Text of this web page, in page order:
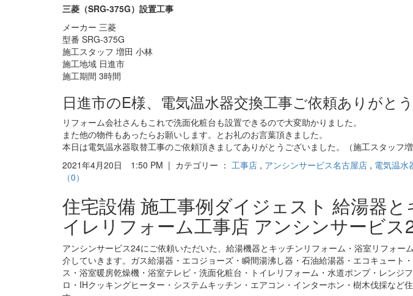
三菱（SRG-375G）設置工事
メーカー 三菱
型番 SRG-375G
施工スタッフ 増田 小林
施工地域 日進市
施工期間 3時間
日進市のE様、電気温水器交換工事ご依頼ありがと
リフォーム会社さんもこれで洗面化粧台も設置できるので大変助かりました。
また他の物件もあったらお願いします。とお礼のお言葉頂きました。
本日は電気温水器取替工事のご依頼頂きましてありがとうございました。（施工スタッフ増
2021年4月20日 1:50 PM | カテゴリー ： 工事店 , アンシンサービス名古屋店 , 電気温水
（0）
住宅設備 施工事例ダイジェスト 給湯器と
イレリフォーム工事店 アンシンサービス
アンシンサービス24にご依頼いただいた、給湯機器とキッチンリフォーム・浴室リフォー
介していきます。ガス給湯器・エコジョーズ・瞬間湯沸し器・石油給湯器・エコキュート
ス・浴室暖房乾燥機・浴室テレビ・洗面化粧台・トイレリフォーム・水道ポンプ・レンジ
ロ・IHクッキングヒーター・システムキッチン・エアコン・インターホン・樹木伐採など